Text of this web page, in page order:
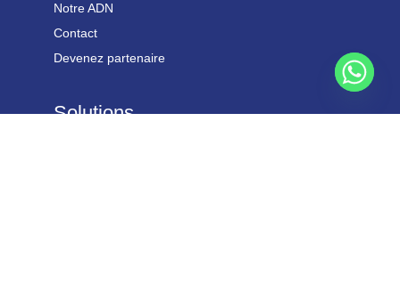
Notre ADN
Contact
Devenez partenaire
Solutions